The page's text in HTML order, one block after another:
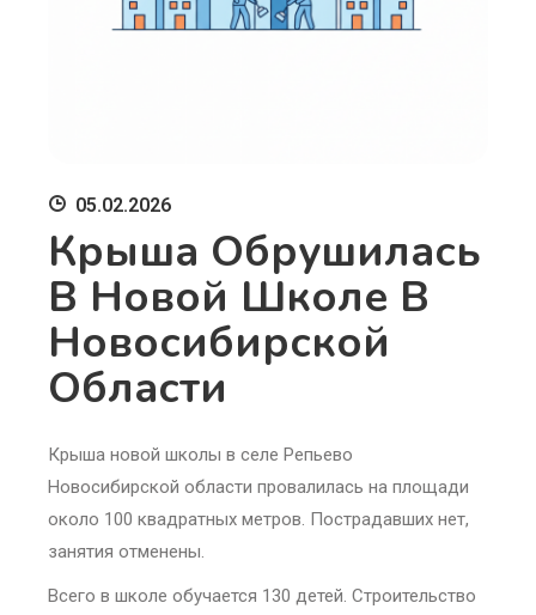
05.02.2026
Крыша Обрушилась
В Новой Школе В
Новосибирской
Области
Крыша новой школы в селе Репьево
Новосибирской области провалилась на площади
около 100 квадратных метров. Пострадавших нет,
занятия отменены.
Всего в школе обучается 130 детей. Строительство